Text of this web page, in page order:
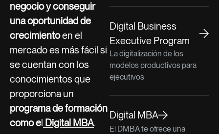
negocio y conseguir
una oportunidad de
crecimientoen el
mercado es más fácil si
se cuentan con los
conocimientos que
proporciona un
programa de formación
como el Digital MBA.
Digital Business
Executive Program
La digitalización de los
modelos productivos para
ejecutivos
Digital MBA
El DMBA te ofrece una